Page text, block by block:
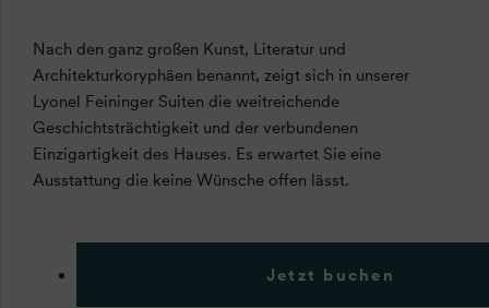
Nach den ganz großen Kunst, Literatur und
Architekturkoryphäen benannt, zeigt sich in unserer
Lyonel Feininger Suiten die weitreichende
Geschichtsträchtigkeit und der verbundenen
Einzigartigkeit des Hauses. Es erwartet Sie eine
Ausstattung die keine Wünsche offen lässt.
Jetzt buchen